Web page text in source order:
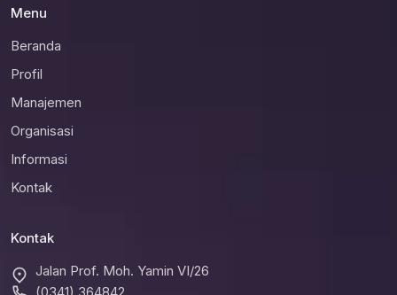
Menu
Beranda
Profil
Manajemen
Organisasi
Informasi
Kontak
Kontak
Jalan Prof. Moh. Yamin VI/26